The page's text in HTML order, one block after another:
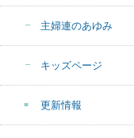
主婦連のあゆみ
キッズページ
更新情報